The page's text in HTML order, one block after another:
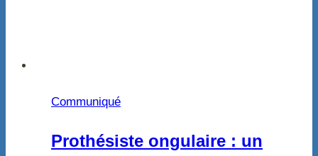
Communiqué
Prothésiste ongulaire : un